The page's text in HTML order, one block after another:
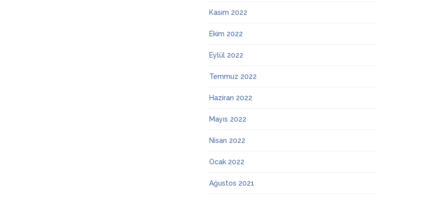
Kasım 2022
Ekim 2022
Eylül 2022
Temmuz 2022
Haziran 2022
Mayıs 2022
Nisan 2022
Ocak 2022
Ağustos 2021